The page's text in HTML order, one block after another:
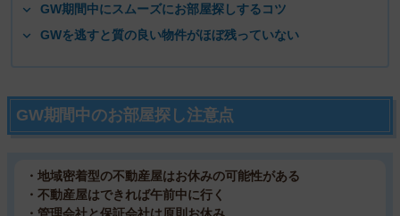
GW期間中にスムーズにお部屋探しするコツ
GWを逃すと質の良い物件がほぼ残っていない
GW期間中のお部屋探し注意点
・地域密着型の不動産屋はお休みの可能性がある
・不動産屋はできれば午前中に行く
・管理会社と保証会社は原則お休み